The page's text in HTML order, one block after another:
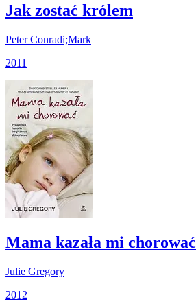
Jak zostać królem
Peter Conradi;Mark
2011
Mama kazała mi chorować
Julie Gregory
2012